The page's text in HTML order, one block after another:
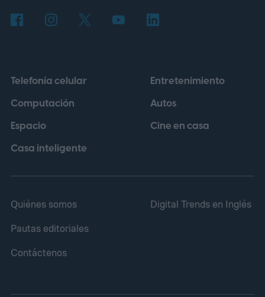
de secuencias de ADN y, para este
pertenecientes a la familia Microviridae.
Telefonía celular
Computación
Espacio
Casa inteligente
Entretenimiento
Autos
Cine en casa
Quiénes somos
Pautas editoriales
Contáctenos
Digital Trends en Inglés